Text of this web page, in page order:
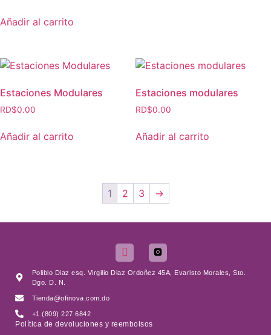
Añadir al carrito
Estaciones Modulares
RD$0.00
Añadir al carrito
Estaciones modulares
RD$0.00
Añadir al carrito
1 2 3 →
Polibio Diaz esq. Virgilio Diaz Ordoñez 45A, Evaristo Morales, Sto.
Dgo. D. N.
Tienda@ofinova.com.do
+1 (809) 227 6842
Política de devoluciones y reembolsos